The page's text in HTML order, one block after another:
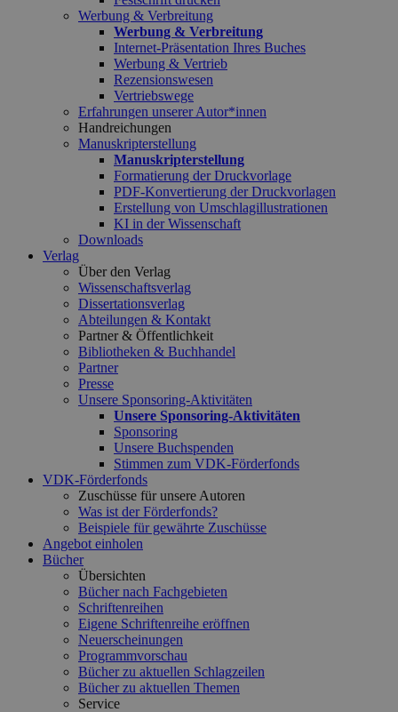
Werbung & Verbreitung
Werbung & Verbreitung
Internet-Präsentation Ihres Buches
Werbung & Vertrieb
Rezensionswesen
Vertriebswege
Erfahrungen unserer Autor*innen
Handreichungen
Manuskripterstellung
Manuskripterstellung
Formatierung der Druckvorlage
PDF-Konvertierung der Druckvorlagen
Erstellung von Umschlagillustrationen
KI in der Wissenschaft
Downloads
Verlag
Über den Verlag
Wissenschaftsverlag
Dissertationsverlag
Abteilungen & Kontakt
Partner & Öffentlichkeit
Bibliotheken & Buchhandel
Partner
Presse
Unsere Sponsoring-Aktivitäten
Unsere Sponsoring-Aktivitäten
Sponsoring
Unsere Buchspenden
Stimmen zum VDK-Förderfonds
VDK-Förderfonds
Zuschüsse für unsere Autoren
Was ist der Förderfonds?
Beispiele für gewährte Zuschüsse
Angebot einholen
Bücher
Übersichten
Bücher nach Fachgebieten
Schriftenreihen
Eigene Schriftenreihe eröffnen
Neuerscheinungen
Programmvorschau
Bücher zu aktuellen Schlagzeilen
Bücher zu aktuellen Themen
Service